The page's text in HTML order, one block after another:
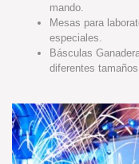
mando.
Mesas para
especiales.
Básculas
diferentes